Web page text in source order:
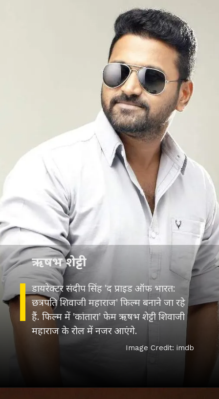
डायरेक्टर संदीप सिंह 'द प्राइड ऑफ भारत:
छत्रपति शिवाजी महाराज' फिल्म बनाने जा रहे
हैं. फिल्म में 'कांतारा' फेम ऋषभ शेट्टी शिवाजी
महाराज के रोल में नजर आएंगे.
ऋषभ शेट्टी
Image Credit: imdb